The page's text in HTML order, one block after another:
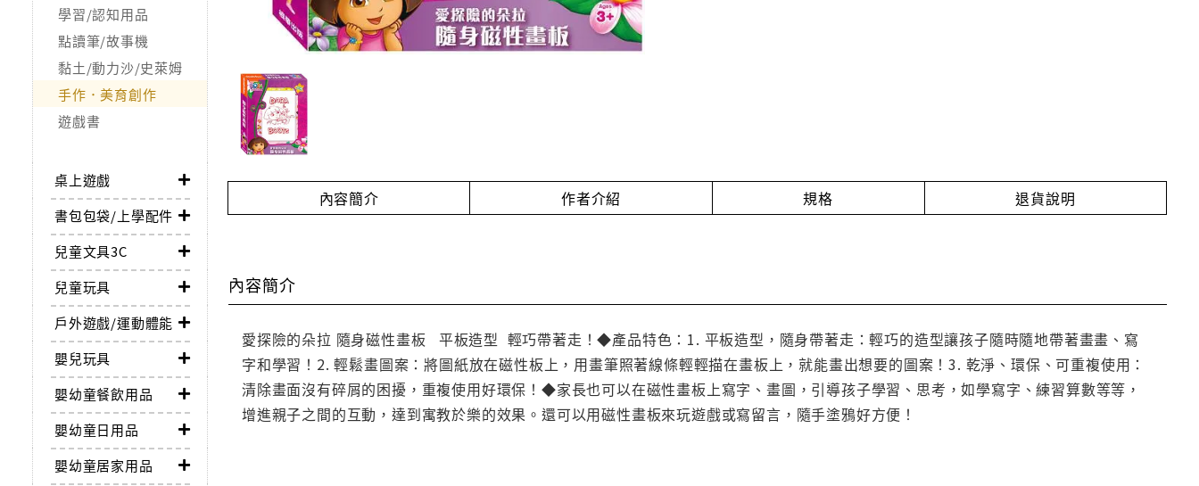
學習/認知用品
點讀筆/故事機
黏土/動力沙/史萊姆
手作．美育創作
遊戲書
桌上遊戲
書包包袋/上學配件
兒童文具3C
兒童玩具
戶外遊戲/運動體能
嬰兒玩具
嬰幼童餐飲用品
嬰幼童日用品
嬰幼童居家用品
內容簡介 作者介紹 規格 退貨說明
內容簡介
愛探險的朵拉 隨身磁性畫板 平板造型 輕巧帶著走！◆產品特色：1. 平板造型，隨身帶著走：輕巧的造型讓孩子隨時隨地帶著畫畫、寫
字和學習！2. 輕鬆畫圖案：將圖紙放在磁性板上，用畫筆照著線條輕輕描在畫板上，就能畫出想要的圖案！3. 乾淨、環保、可重複使用：
清除畫面沒有碎屑的困擾，重複使用好環保！◆家長也可以在磁性畫板上寫字、畫圖，引導孩子學習、思考，如學寫字、練習算數等等，
增進親子之間的互動，達到寓教於樂的效果。還可以用磁性畫板來玩遊戲或寫留言，隨手塗鴉好方便！